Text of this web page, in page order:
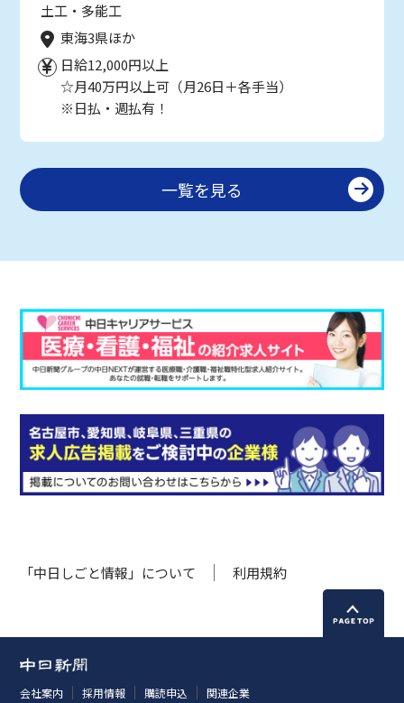
土工・多能工
東海3県ほか
日給12,000円以上
☆月40万円以上可（月26日＋各手当）
※日払・週払有！
一覧を見る
「中日しごと情報」について 利用規約
会社案内 採用情報 購読申込 関連企業